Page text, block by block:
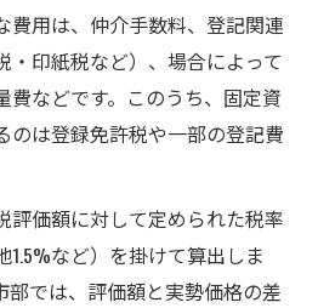
費用は、仲介手数料、登記関連
・印紙税など）、場合によって
費などです。このうち、固定資
のは登録免許税や一部の登記費
評価額に対して定められた税率
1.5%など）を掛けて算出しま
部では、評価額と実勢価格の差